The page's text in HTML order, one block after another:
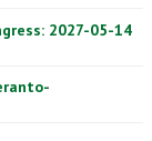
2027-05-14